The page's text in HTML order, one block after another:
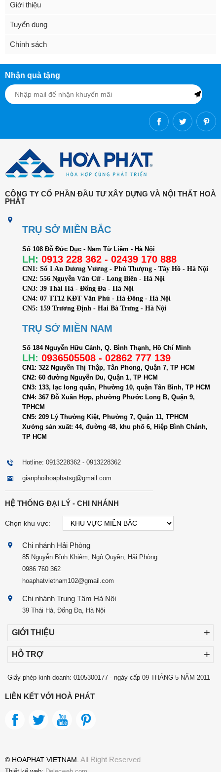
Giới thiệu
Tuyển dụng
Chính sách
Nhận quà tặng
CÔNG TY CỔ PHẦN ĐẦU TƯ XÂY DỰNG VÀ NỘI THẤT HOÀ
PHÁT
TRỤ SỞ MIỀN BẮC
Số 108 Đỗ Đức Dục - Nam Từ Liêm - Hà Nội
LH: 0913 228 362 - 02439 170 888
CN1: Số 1 An Dương Vương - Phú Thượng - Tây Hồ - Hà Nội
CN2: 556 Nguyễn Văn Cừ - Long Biên - Hà Nội
CN3: 39 Thái Hà - Đống Đa - Hà Nội
CN4: 07 TT12 KĐT Văn Phú - Hà Đông - Hà Nội
CN5: 159 Trương Định - Hai Bà Trưng - Hà Nội
TRỤ SỞ MIỀN NAM
Số 184 Nguyễn Hữu Cảnh, Q. Bình Thạnh, Hồ Chí Minh
LH: 0936505508 - 02862 777 139
CN1: 322 Nguyễn Thị Thập, Tân Phong, Quận 7, TP HCM
CN2: 60 đường Nguyễn Du, Quận 1, TP HCM
CN3: 133, lạc long quân, Phường 10, quận Tân Bình, TP HCM
CN4: 367 Đỗ Xuân Hợp, phường Phước Long B, Quận 9,
TPHCM
CN5: 209 Lý Thường Kiệt, Phường 7, Quận 11, TPHCM
Xưởng sản xuất: 44, đường 48, khu phố 6, Hiệp Bình Chánh,
TP HCM
Hotline: 0913228362 - 0913228362
gianphoihoaphatsg@gmail.com
HỆ THỐNG ĐẠI LÝ - CHI NHÁNH
Chọn khu vực:
Chi nhánh Hải Phòng
85 Nguyễn Bỉnh Khiêm, Ngô Quyền, Hải Phòng
0986 760 362
hoaphatvietnam102@gmail.com
Chi nhánh Trung Tâm Hà Nội
39 Thái Hà, Đống Đa, Hà Nội
hoaphat.vietnam@gmail.com
Chi nhánh Hà Nội 3
0974 248 666
255 Nguyễn Xiển, Thanh Xuân, Hà Nội
Chi nhánh Hà Nội 1
Số 108 Đỗ Đức Dục, Năm Từ Liêm, Hà Nội
GIỚI THIỆU
HỖ TRỢ
Giấy phép kinh doanh: 0105300177 - ngày cấp 09 THÁNG 5 NĂM 2011
LIÊN KẾT VỚI HOÀ PHÁT
© HOAPHAT VIETNAM. All Right Reserved